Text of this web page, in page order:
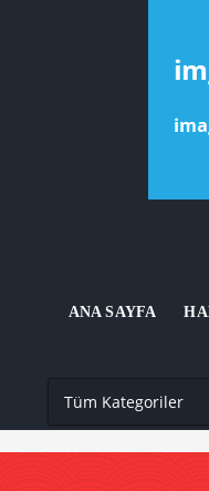
ANA SAYFA